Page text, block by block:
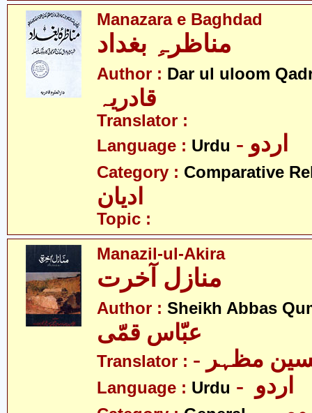
Manazara e Baghdad
مناظرہِ بغداد
Author : Dar ul uloom
قادریہ
Translator :
Language : Urdu - اردو
Category : Comparative
ادیان
Topic :
Manazil-ul-Akira
منازل آخرت
Author : Sheikh Abbas
عبّاس قمّی
Translator : حسین مظہر
Language : Urdu